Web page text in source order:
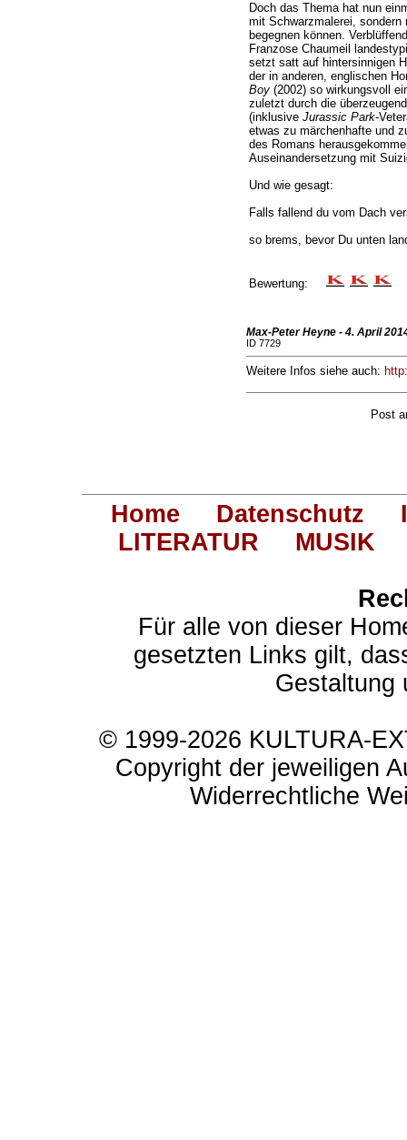
Doch das Thema hat nun
mit Schwarzmalerei,
begegnen können.
Franzose Chaumeil
setzt satt auf hintersinnigen
der in anderen, englischen
Boy(2002) so wirkungsvoll
zuletzt durch die
(inklusive Jurassic Park-
etwas zu märchenhafte und
des Romans
Auseinandersetzung mit
Und wie gesagt:
Falls fallend du vom Dach
so brems, bevor Du unten
Bewertung:
Max-Peter Heyne - 4. April
ID 7729
Weitere Infos siehe auch:
Post
Home Datenschutz
LITERATUR
MUSIK
Für alle von dieser
gesetzten Links gilt,
Gestaltung
© 1999-2026 KULTURA-
Copyright der jeweiligen
Widerrechtliche